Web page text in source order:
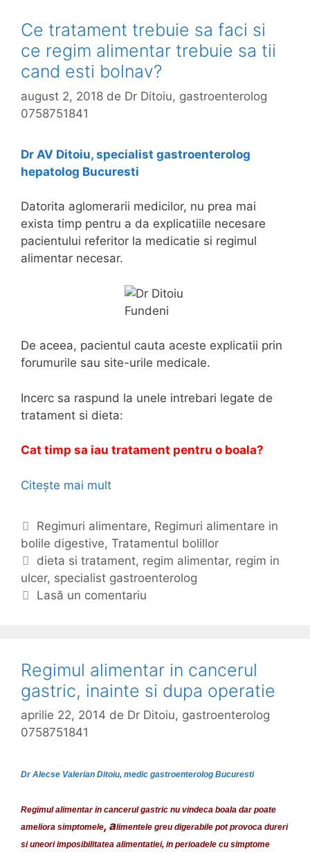
a
a
i
o
r
a
i
i
l
e
l
o
Ce tratament trebuie sa faci si
ce regim alimentar trebuie sa tii
cand esti bolnav?
august 2, 2018 de Dr Ditoiu, gastroenterolog
0758751841
Dr AV Ditoiu, specialist gastroenterolog
hepatolog Bucuresti
Datorita aglomerarii medicilor, nu prea mai
exista timp pentru a da explicatiile necesare
pacientului referitor la medicatie si regimul
alimentar necesar.
De aceea, pacientul cauta aceste explicatii prin
forumurile sau site-urile medicale.
Incerc sa raspund la unele intrebari legate de
tratament si dieta:
Cat timp sa iau tratament pentru o boala?
Citește mai mult
r
a
t
r
e
e
a
f
a
C
a
t
e
g
i
Regimuri alimentare, Regimuri alimentare in
bolile digestive, Tratamentul bolillor
E
t
i
t
e
dieta si tratament, regim alimentar, regim in
ulcer, specialist gastroenterolog
Lasă un comentariu
Regimul alimentar in cancerul
gastric, inainte si dupa operatie
aprilie 22, 2014 de Dr Ditoiu, gastroenterolog
0758751841
Dr Alecse Valerian Ditoiu, medic gastroenterolog Bucuresti
Regimul alimentar in cancerul gastric nu vindeca boala dar poate
ameliora simptomele, alimentele greu digerabile pot provoca dureri
si uneori imposibilitatea alimentatiei, in perioadele cu simptome